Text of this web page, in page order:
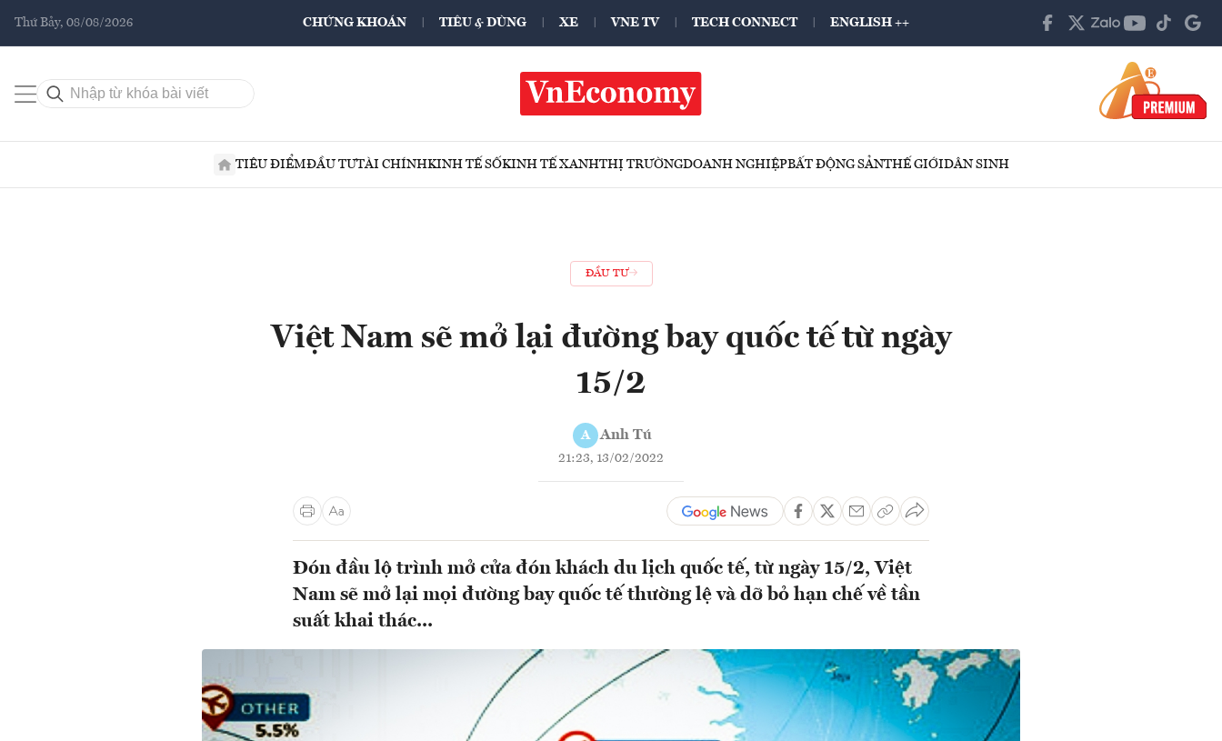
Thứ Bảy, 08/08/2026 CHỨNG KHOÁN TIÊU & DÙNG XE VNE TV TECH CONNECT ENGLISH ++
TIÊU ĐIỂMĐẦU TƯTÀI CHÍNHKINH TẾ SỐKINH TẾ XANHTHỊ TRƯỜNGDOANH NGHIỆPBẤT ĐỘNG SẢNTHẾ GIỚIDÂN SINH
ĐẦU TƯ
Việt Nam sẽ mở lại đường bay quốc tế từ ngày
15/2
A Anh Tú
21:23, 13/02/2022
Đón đầu lộ trình mở cửa đón khách du lịch quốc tế, từ ngày 15/2, Việt
Nam sẽ mở lại mọi đường bay quốc tế thường lệ và dỡ bỏ hạn chế về tần
suất khai thác...